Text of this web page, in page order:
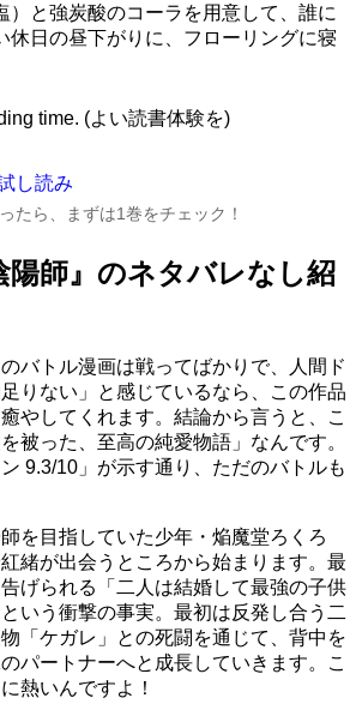
）と強炭酸のコーラを用意して、誰に
休日の昼下がりに、フローリングに寝
time. (よい読書体験を)
し読み
たら、まずは1巻をチェック！
陽師』のネタバレなし紹
バトル漫画は戦ってばかりで、人間ド
りない」と感じているなら、この作品
やしてくれます。結論から言うと、こ
被った、至高の純愛物語」なんです。
9.3/10」 が示す通り、ただのバトルも
を目指していた少年・焔魔堂ろくろ
緒が出会うところから始まります。最
げられる「二人は結婚して最強の子供
いう衝撃の事実。最初は反発し合う二
「ケガレ」との死闘を通じて、背中を
パートナーへと成長していきます。こ
熱いんですよ！